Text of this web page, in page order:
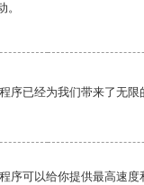
序已经为我们带来了无限
序可以给你提供最高速度